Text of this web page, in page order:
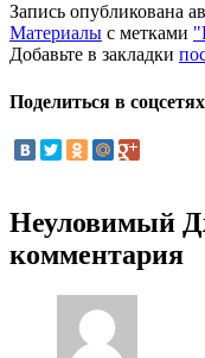
Запись опубликована
Материалы с метками
Добавьте в закладки
Поделиться в соцсетях
Неуловимый
комментария